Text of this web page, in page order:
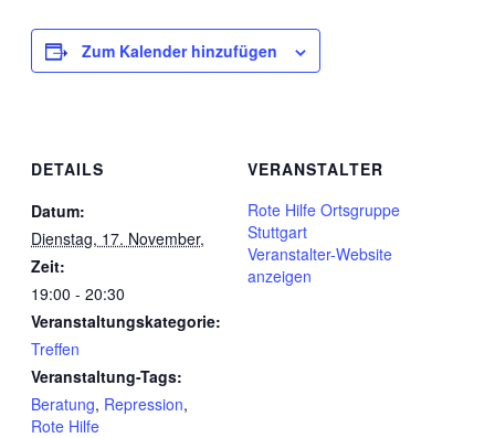
Zum Kalender hinzufügen
DETAILS
Datum:
Dienstag, 17. November,
Zeit:
19:00 - 20:30
Veranstaltungskategorie:
Treffen
Veranstaltung-Tags:
Beratung, Repression,
Rote Hilfe
VERANSTALTER
Rote Hilfe Ortsgruppe
Stuttgart
Veranstalter-Website
anzeigen